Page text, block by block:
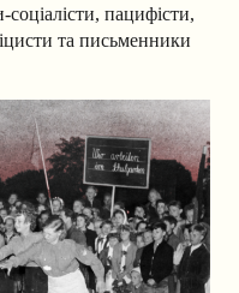
пацифісти,
та письменники